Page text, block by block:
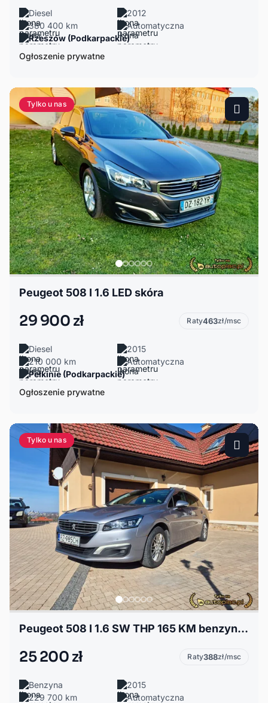
Diesel
2012
380 400 km
Automatyczna
Rzeszów (Podkarpackie)
Ogłoszenie prywatne
Tylko u nas
Peugeot 508 I 1.6 LED skóra
29 900 zł Raty463zł/msc
Diesel
2015
210 000 km
Automatyczna
Pełkinie (Podkarpackie)
Ogłoszenie prywatne
Tylko u nas
Peugeot 508 I 1.6 SW THP 165 KM benzyna 2015 rok
25 200 zł Raty388zł/msc
Benzyna
2015
229 700 km
Automatyczna